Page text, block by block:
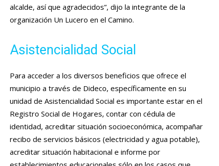
alcalde, así que agradecidos”, dijo la integrante de la
organización Un Lucero en el Camino.
Asistencialidad Social
Para acceder a los diversos beneficios que ofrece el
municipio a través de Dideco, específicamente en su
unidad de Asistencialidad Social es importante estar en el
Registro Social de Hogares, contar con cédula de
identidad, acreditar situación socioeconómica, acompañar
recibo de servicios básicos (electricidad y agua potable),
acreditar situación habitacional e informe por